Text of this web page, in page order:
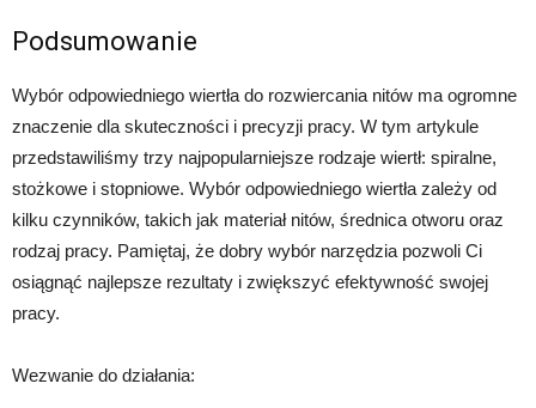
Podsumowanie
Wybór odpowiedniego wiertła do rozwiercania nitów ma ogromne
znaczenie dla skuteczności i precyzji pracy. W tym artykule
przedstawiliśmy trzy najpopularniejsze rodzaje wiertł: spiralne,
stożkowe i stopniowe. Wybór odpowiedniego wiertła zależy od
kilku czynników, takich jak materiał nitów, średnica otworu oraz
rodzaj pracy. Pamiętaj, że dobry wybór narzędzia pozwoli Ci
osiągnąć najlepsze rezultaty i zwiększyć efektywność swojej
pracy.
Wezwanie do działania: